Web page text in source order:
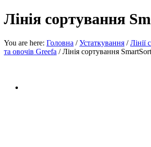
Лінія сортування
You are here: Головна / Устаткування / Лінії
та овочів Greefa / Лінія сортування SmartSort